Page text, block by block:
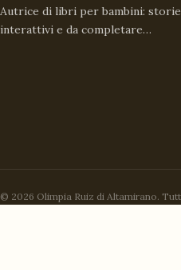
Autrice di libri per bambini:
interattivi e da completare…
© 2026 Olimpia Ruiz di Altamirano.